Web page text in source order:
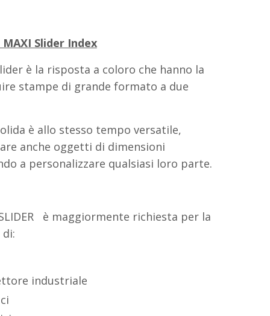
MAXI Slider Index
è la risposta a coloro che hanno la
stampe di grande formato a due
è allo stesso tempo versatile,
anche oggetti di dimensioni
a personalizzare qualsiasi loro parte.
SLIDER è maggiormente richiesta per la
industriale